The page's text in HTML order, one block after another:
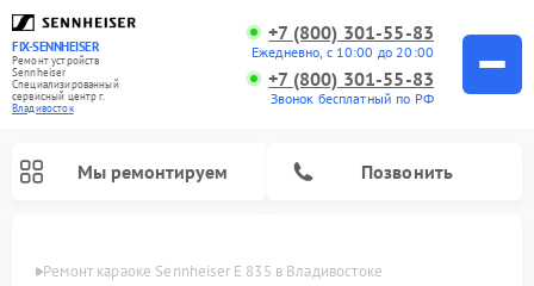
FIX-SENNHEISER
Ремонт устройств
Sennheiser
Специализированный
cервисный центр г.
Владивосток
+7 (800) 301-55-83
Ежедневно, с 10:00 до 20:00
+7 (800) 301-55-83
Звонок бесплатный по РФ
Мы ремонтируем Позвонить
Ремонт караоке Sennheiser E 835 в Владивостоке